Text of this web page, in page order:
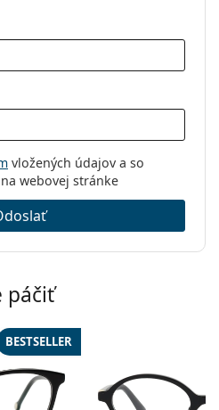
vložených údajov a so
webovej stránke
páčiť
BESTSELLER